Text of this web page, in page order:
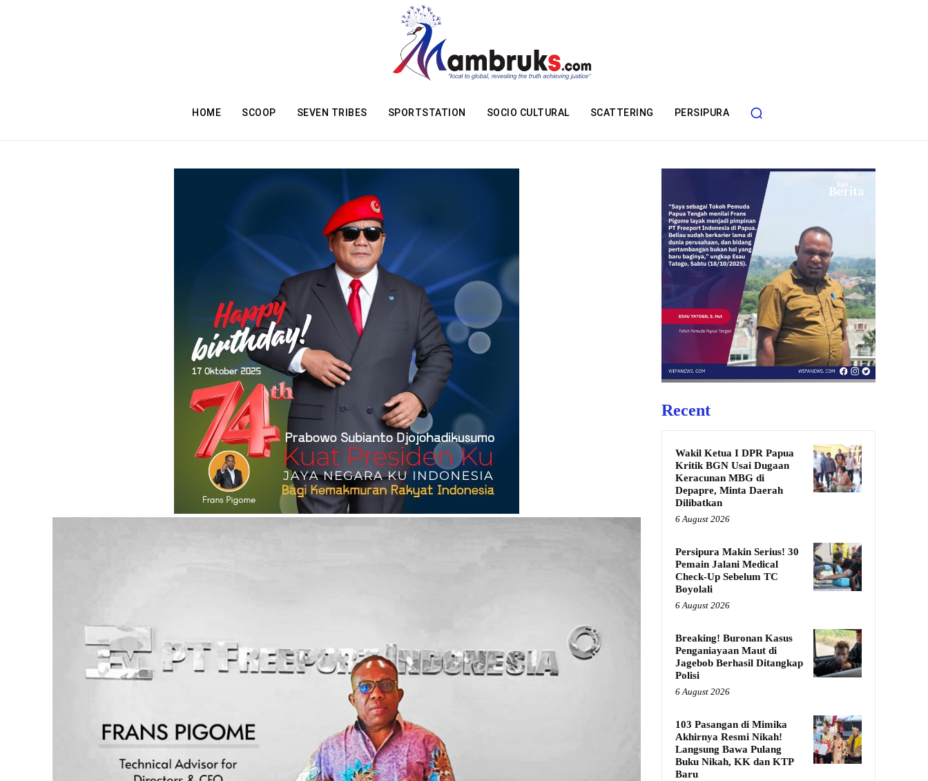
HOME SCOOP SEVEN TRIBES SPORTSTATION SOCIO CULTURAL SCATTERING PERSIPURA
Recent
Wakil Ketua I DPR Papua
Kritik BGN Usai Dugaan
Keracunan MBG di
Depapre, Minta Daerah
Dilibatkan
6 August 2026
Persipura Makin Serius! 30
Pemain Jalani Medical
Check-Up Sebelum TC
Boyolali
6 August 2026
Breaking! Buronan Kasus
Penganiayaan Maut di
Jagebob Berhasil Ditangkap
Polisi
6 August 2026
103 Pasangan di Mimika
Akhirnya Resmi Nikah!
Langsung Bawa Pulang
Buku Nikah, KK dan KTP
Baru